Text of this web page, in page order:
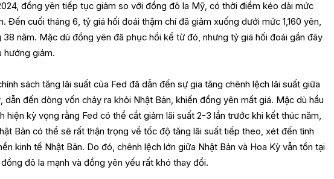
đồng yên tiếp tục giảm so với đồng đô la Mỹ, có thời điểm kéo dài mức
Đến cuối tháng 6, tỷ giá hối đoái thậm chí đã giảm xuống dưới mức 1,160 yên,
năm. Mặc dù đồng yên đã phục hồi kể từ đó, nhưng tỷ giá hối đoái gần đây
hướng giảm.
sách tăng lãi suất của Fed đã dẫn đến sự gia tăng chênh lệch lãi suất giữa
dẫn đến dòng vốn chảy ra khỏi Nhật Bản, khiến đồng yên mất giá. Mặc dù hầu
hiện kỳ vọng rằng Fed có thể cắt giảm lãi suất 2-3 lần trước khi kết thúc năm,
Bản có thể sẽ rất thận trọng về tốc độ tăng lãi suất tiếp theo, xét đến tình
kinh tế Nhật Bản. Do đó, chênh lệch lớn giữa Nhật Bản và Hoa Kỳ vẫn tồn tại
đô la mạnh và đồng yên yếu rất khó thay đổi.